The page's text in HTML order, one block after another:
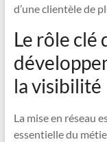
d’une clientèle de
Le rôle clé
la visibilité
La mise en réseau
essentielle du